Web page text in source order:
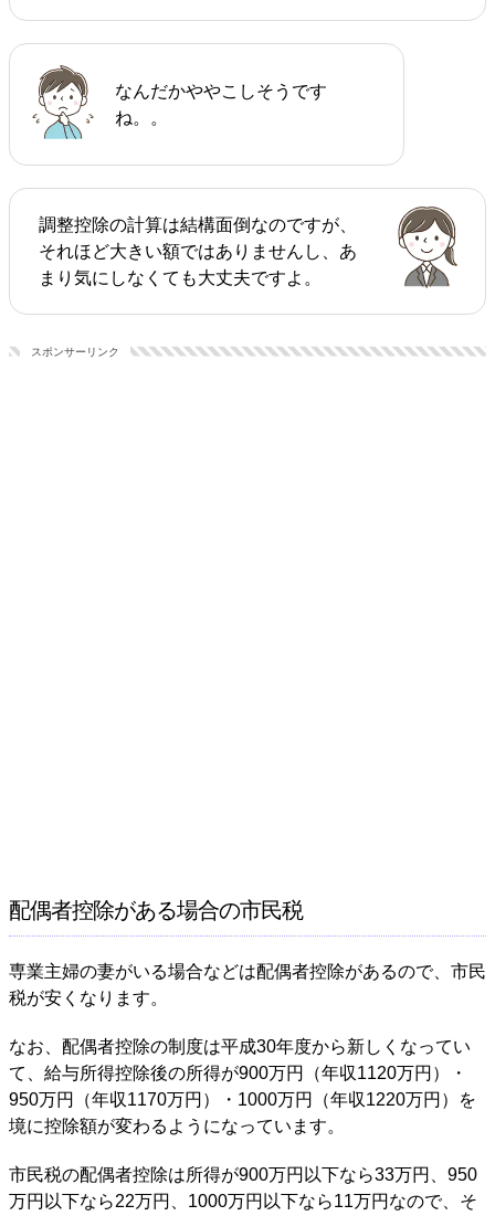
なんだかややこしそうです
ね。。
調整控除の計算は結構面倒なのですが、
それほど大きい額ではありませんし、あ
まり気にしなくても大丈夫ですよ。
スポンサーリンク
配偶者控除がある場合の市民税
専業主婦の妻がいる場合などは配偶者控除があるので、市民
税が安くなります。
なお、配偶者控除の制度は平成30年度から新しくなってい
て、給与所得控除後の所得が900万円（年収1120万円）・
950万円（年収1170万円）・1000万円（年収1220万円）を
境に控除額が変わるようになっています。
市民税の配偶者控除は所得が900万円以下なら33万円、950
万円以下なら22万円、1000万円以下なら11万円なので、そ